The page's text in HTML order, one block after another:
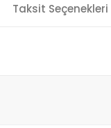
Taksit Seçenekleri